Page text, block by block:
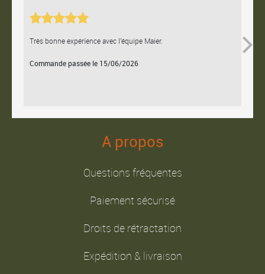
Très bonne expérience avec l'équipe Maier.
Commande passée le 15/06/2026
A propos
Questions fréquentes
Paiement sécurisé
Droits de rétractation
Expédition & livraison